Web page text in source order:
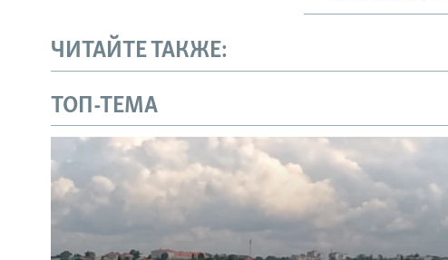
ЧИТАЙТЕ ТАКЖЕ:
ТОП-ТЕМА